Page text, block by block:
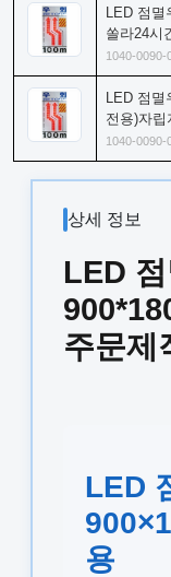
LED 점멸
쏠라24시
1040-0090-
LED 점멸
전용)자
1040-0090-
상세 정보
LED
주문제
LED
용